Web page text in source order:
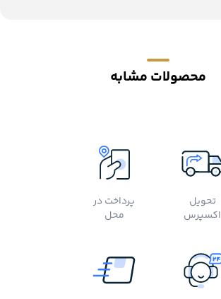
محصولات مشابه
تحویل
اکسپرس
پرداخت در
محل